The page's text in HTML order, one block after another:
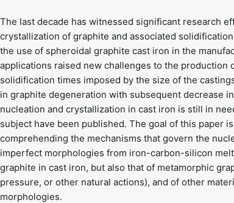
The last decade has witnessed significant research
crystallization of graphite and associated
the use of spheroidal graphite cast iron in the
applications raised new challenges to the
solidification times imposed by the size of the
in graphite degeneration with subsequent decrease
nucleation and crystallization in cast iron is still in
subject have been published. The goal of this paper
comprehending the mechanisms that govern the
imperfect morphologies from iron-carbon-silicon
graphite in cast iron, but also that of metamorphic
pressure, or other natural actions), and of other
morphologies.